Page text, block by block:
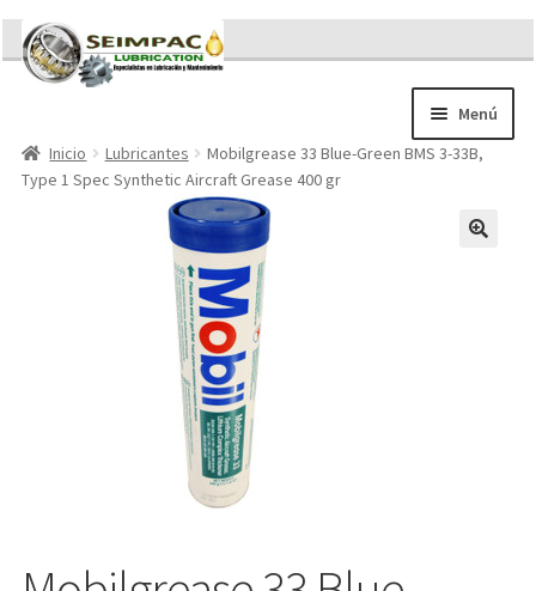
Ir
a
Ir
al
contenido
Menú
Sobre nosotros
Brochures
Contacto/Solicitar Cotización
Memorándum COVID-19
Inicio Lubricantes
Mobilgrease 33 Blue-Green BMS 3-33B,
Type 1 Spec Synthetic Aircraft Grease 400 gr